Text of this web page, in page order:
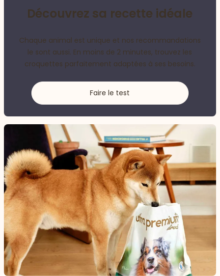
Découvrez sa recette idéale
Chaque animal est unique et nos recommandations
le sont aussi. En moins de 2 minutes, trouvez les
croquettes parfaitement adaptées à ses besoins.
Faire le test